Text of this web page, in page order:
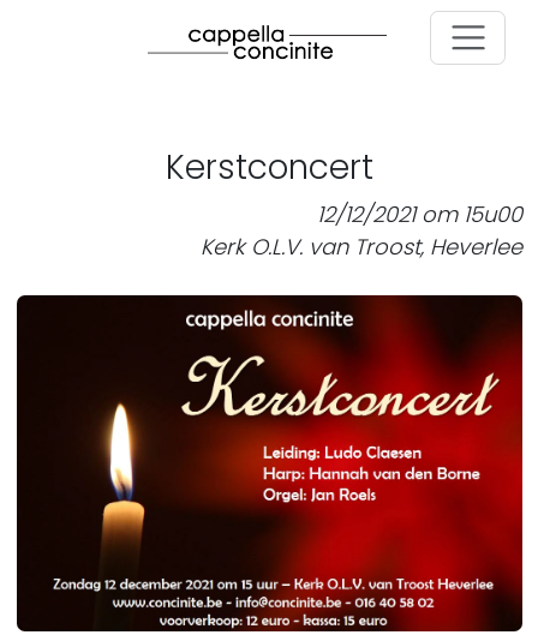
Kerstconcert
12/12/2021 om 15u00
Kerk O.L.V. van Troost, Heverlee